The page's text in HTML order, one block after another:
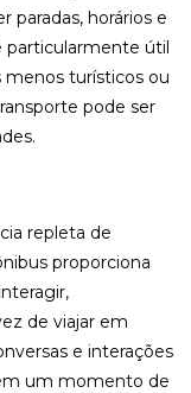
paradas, horários e
particularmente útil
menos turísticos ou
pode ser
repleta de
proporciona
de viajar em
e interações
um momento de